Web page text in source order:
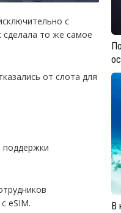
с
сделала то же самое
от слота для
поддержки
eSIM.
В